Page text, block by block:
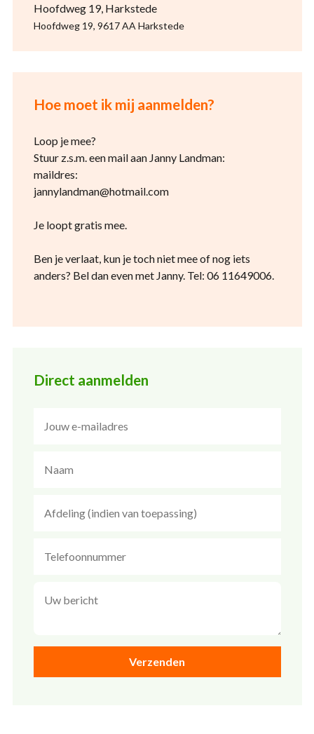
Hoofdweg 19, Harkstede
Hoofdweg 19, 9617 AA Harkstede
Hoe moet ik mij aanmelden?
Loop je mee?
Stuur z.s.m. een mail aan Janny Landman:
maildres:
jannylandman@hotmail.com
Je loopt gratis mee.
Ben je verlaat, kun je toch niet mee of nog iets
anders? Bel dan even met Janny. Tel: 06 11649006.
Direct aanmelden